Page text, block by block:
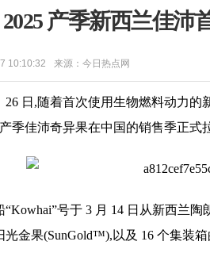
普克鲁胺生产的上市公司有哪
一阳吞三阴是什么意思？三阴
闰月买鞋怎么说？闰月鞋是女
dunhill香烟多少钱一盒？香港
网贷不超过5万法院不受理？
2025 产季新西兰佳沛
10:10:32 来源：今日热点网
26 日,随着首次使用生物燃料动力的
季佳沛奇异果在中国的销售季正式
“Kowhai”号于 3 月 14 日从新西兰
光金果(SunGold™),以及 16 个集装